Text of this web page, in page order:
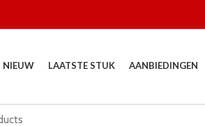
NIEUW LAATSTE STUK AANBIEDINGEN